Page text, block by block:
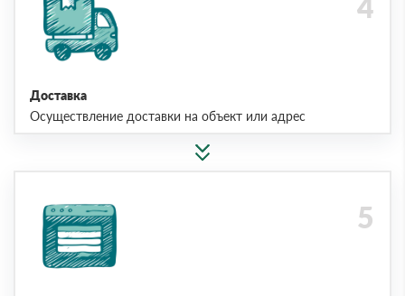
Доставка
Осуществление доставки на объект или адрес